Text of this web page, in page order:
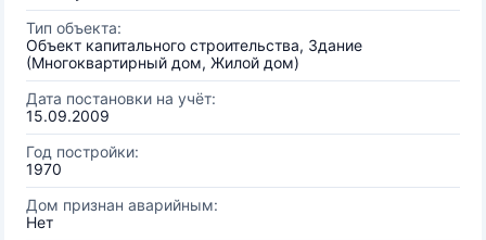
Тип объекта:
Объект капитального строительства, Здание
(Многоквартирный дом, Жилой дом)
Дата постановки на учёт:
15.09.2009
Год постройки:
1970
Дом признан аварийным:
Нет